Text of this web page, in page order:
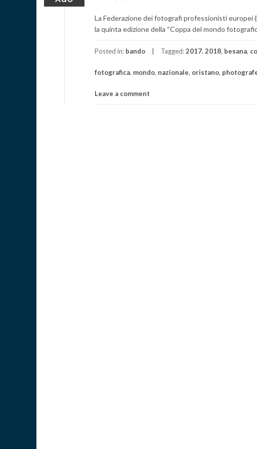
La Federazione dei fotografi professionisti europei
la quinta edizione della “Coppa del mondo
Posted in: bando Tagged:2017, 2018, besana,
fotografica, mondo, nazionale, oristano,
Leave a comment